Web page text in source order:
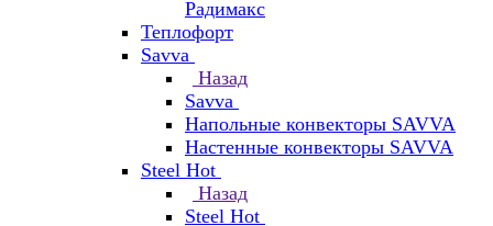
Радимакс
Теплофорт
Savva
Назад
Savva
Напольные конвекторы SAVVA
Настенные конвекторы SAVVA
Steel Hot
Назад
Steel Hot